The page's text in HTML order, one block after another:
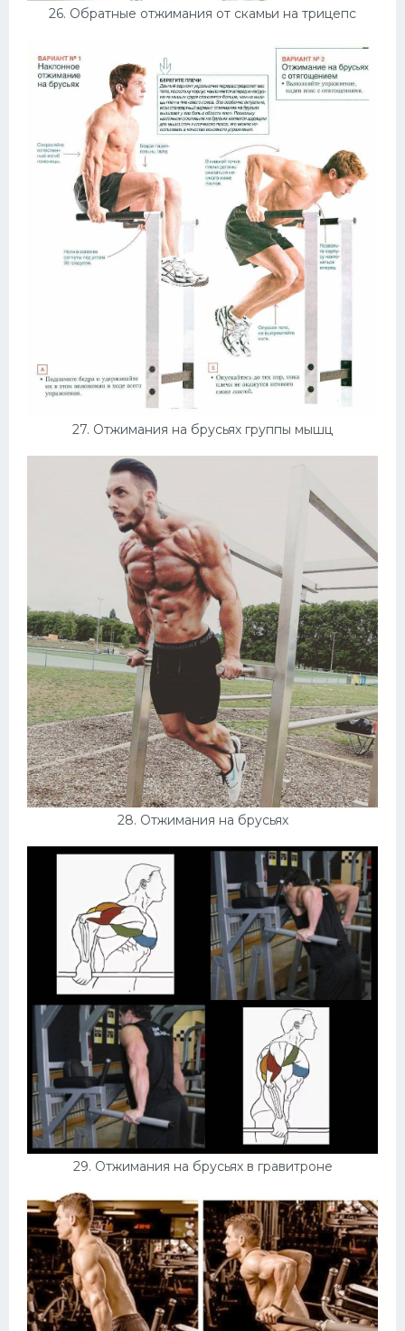
26. Обратные отжимания от скамьи на трицепс
27. Отжимания на брусьях группы мышц
28. Отжимания на брусьях
29. Отжимания на брусьях в гравитроне